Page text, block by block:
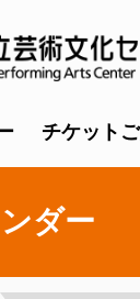
チケット
ダー